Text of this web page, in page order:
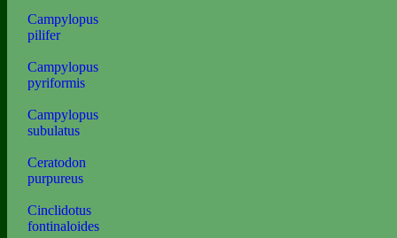
Campylopus
pilifer
Campylopus
pyriformis
Campylopus
subulatus
Ceratodon
purpureus
Cinclidotus
fontinaloides